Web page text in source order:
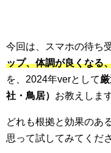
今回は、スマホの待ち
ップ、体調が良くなる
を、2024年verとして
社・鳥居） お教えしま
どれも根拠と効果のあ
思って試してみてくだ